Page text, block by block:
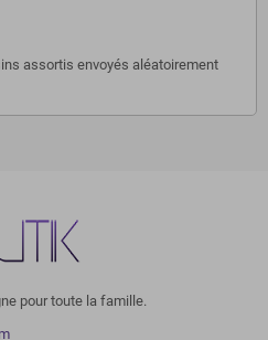
assortis envoyés aléatoirement
pour toute la famille.